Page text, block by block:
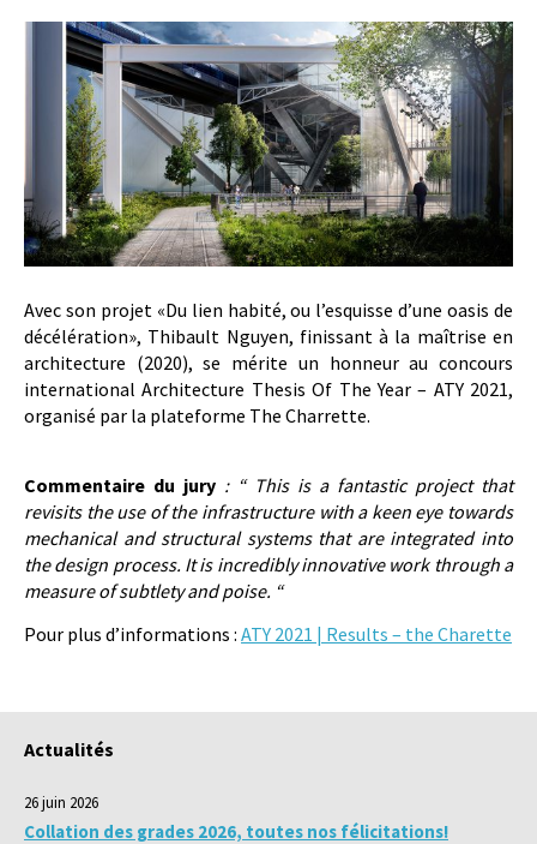
Avec son projet «Du lien habité, ou l’esquisse d’une oasis de
décélération», Thibault Nguyen, finissant à la maîtrise en
architecture (2020), se mérite un honneur au concours
international Architecture Thesis Of The Year – ATY 2021,
organisé par la plateforme The Charrette.
Commentaire du jury : “ This is a fantastic project that
revisits the use of the infrastructure with a keen eye towards
mechanical and structural systems that are integrated into
the design process. It is incredibly innovative work through a
measure of subtlety and poise. “
Pour plus d’informations : ATY 2021 | Results – the Charette
Actualités
26 juin 2026
Collation des grades 2026, toutes nos félicitations!